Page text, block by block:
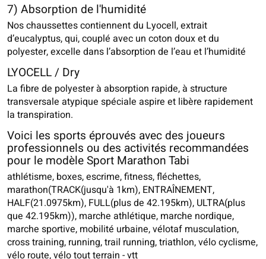
7) Absorption de l'humidité
Nos chaussettes contiennent du Lyocell, extrait
d’eucalyptus, qui, couplé avec un coton doux et du
polyester, excelle dans l’absorption de l’eau et l’humidité
LYOCELL / Dry
La fibre de polyester à absorption rapide, à structure
transversale atypique spéciale aspire et libère rapidement
la transpiration.
Voici les sports éprouvés avec des joueurs
professionnels ou des activités recommandées
pour le modèle Sport Marathon Tabi
athlétisme, boxes, escrime, fitness, fléchettes,
marathon(TRACK(jusqu'à 1km), ENTRAÎNEMENT,
HALF(21.0975km), FULL(plus de 42.195km), ULTRA(plus
que 42.195km)), marche athlétique, marche nordique,
marche sportive, mobilité urbaine, vélotaf musculation,
cross training, running, trail running, triathlon, vélo cyclisme,
vélo route, vélo tout terrain - vtt